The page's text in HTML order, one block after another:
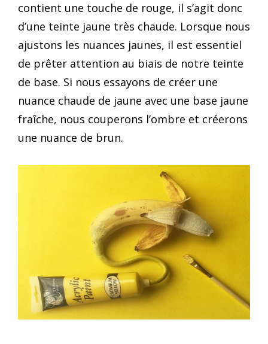
contient une touche de rouge, il s’agit donc
d’une teinte jaune très chaude. Lorsque nous
ajustons les nuances jaunes, il est essentiel
de prêter attention au biais de notre teinte
de base. Si nous essayons de créer une
nuance chaude de jaune avec une base jaune
fraîche, nous couperons l’ombre et créerons
une nuance de brun.